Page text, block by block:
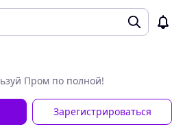
Пром по полной!
Зарегистрироваться